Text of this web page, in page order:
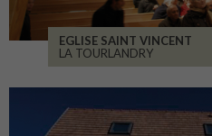
EGLISE SAINT VINCENT
LA TOURLANDRY